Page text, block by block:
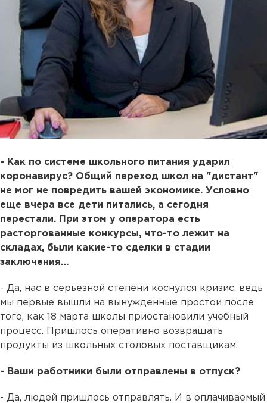
- Как по системе школьного питания ударил
коронавирус? Общий переход школ на "дистант"
не мог не повредить вашей экономике. Условно
еще вчера все дети питались, а сегодня
перестали. При этом у оператора есть
расторгованные конкурсы, что-то лежит на
складах, были какие-то сделки в стадии
заключения…
- Да, нас в серьезной степени коснулся кризис, ведь
мы первые вышли на вынужденные простои после
того, как 18 марта школы приостановили учебный
процесс. Пришлось оперативно возвращать
продукты из школьных столовых поставщикам.
- Ваши работники были отправлены в отпуск?
- Да, людей пришлось отправлять. И в оплачиваемый